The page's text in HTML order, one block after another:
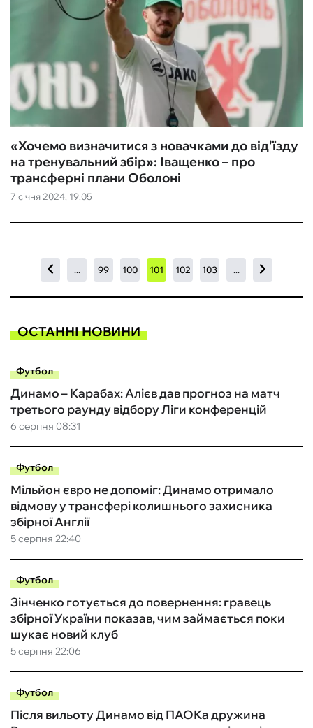
7 січня 2024, 19:05
«Хочемо визначитися з новачками до від'їзду
на тренувальний збір»: Іващенко – про
трансферні плани Оболоні
... 99 100 101 102 103 ...
ОСТАННІ НОВИНИ
Футбол
6 серпня 08:31
Динамо – Карабах: Алієв дав прогноз на матч
третього раунду відбору Ліги конференцій
Футбол
5 серпня 22:40
Мільйон євро не допоміг: Динамо отримало
відмову у трансфері колишнього захисника
збірної Англії
Футбол
5 серпня 22:06
Зінченко готується до повернення: гравець
збірної України показав, чим займається поки
шукає новий клуб
Футбол
Після вильоту Динамо від ПАОКа дружина